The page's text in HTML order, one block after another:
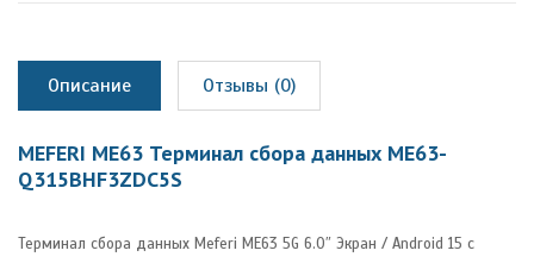
Описание Отзывы (0)
MEFERI ME63 Терминал сбора данных ME63-
Q315BHF3ZDC5S
Терминал сбора данных Meferi ME63 5G 6.0″ Экран / Android 15 с